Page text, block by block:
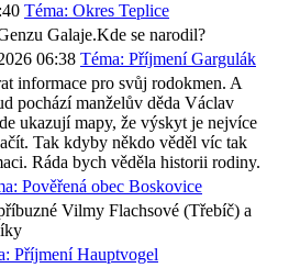
Téma: Okres Teplice
Galaje.Kde se narodil?
06:38 Téma: Příjmení Gargulák
informace pro svůj rodokmen. A
pochází manželův děda Václav
ukazují mapy, že výskyt je nejvíce
Tak kdyby někdo věděl víc tak
Ráda bych věděla historii rodiny.
Pověřená obec Boskovice
Vilmy Flachsové (Třebíč) a
Příjmení Hauptvogel